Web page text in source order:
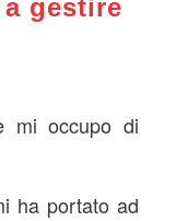
gestire
mi occupo di
ha portato ad